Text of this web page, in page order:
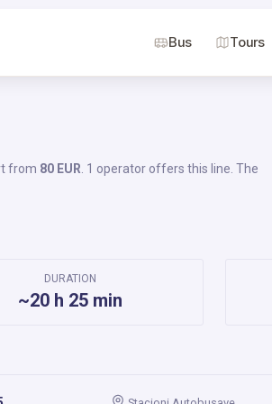
Bus Tours
from 80 EUR . 1 operator offers this line. The
DURATION
~20 h 25 min